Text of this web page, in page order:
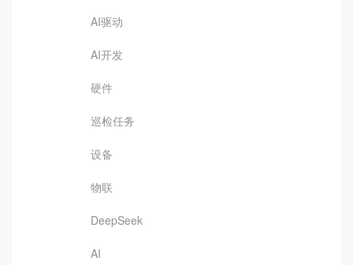
AI驱动
AI开发
硬件
巡检任务
设备
物联
DeepSeek
AI